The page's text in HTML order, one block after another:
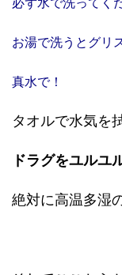
お湯で洗うとグリ
真水で！
タオルで水気を
ドラグをユルユ
絶対に高温多湿